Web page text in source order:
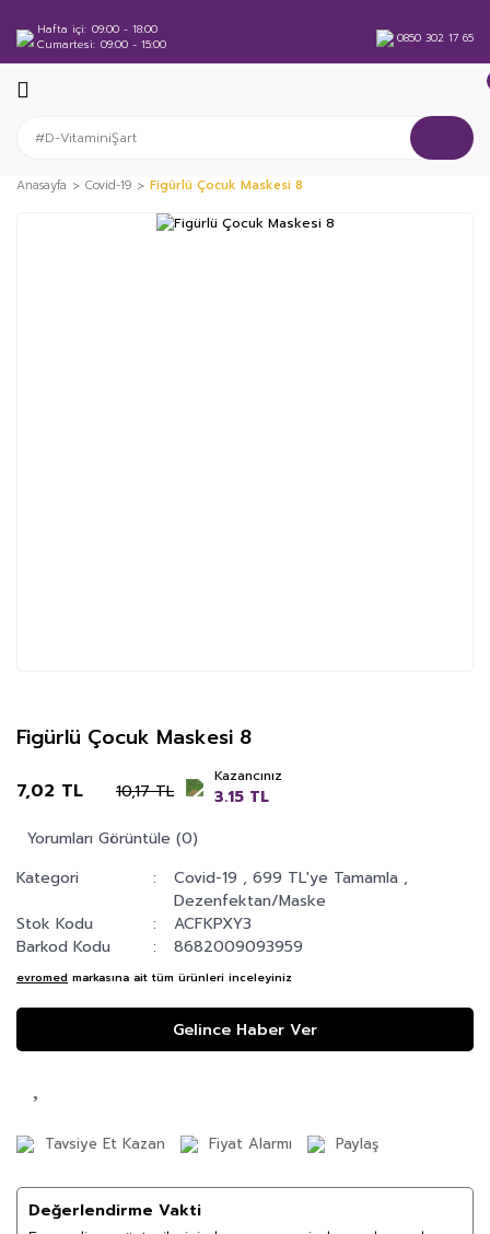
Hafta içi 09:00 - 18:00
Cumartesi 09:00 - 15:00 0850 302 17 65
Anasayfa Covid-19 Figürlü Çocuk Maskesi 8
Figürlü Çocuk Maskesi 8
7,02 TL 10,17 TL
Kazancınız
3.15 TL
Yorumları Görüntüle (0)
Kategori
Covid-19 ,699 TL'ye Tamamla ,
Dezenfektan/Maske
Stok Kodu
ACFKPXY3
Barkod Kodu
8682009093959
evromed markasına ait tüm ürünleri inceleyiniz
Gelince Haber Ver
Tavsiye Et Kazan Fiyat Alarmı Paylaş
Değerlendirme Vakti